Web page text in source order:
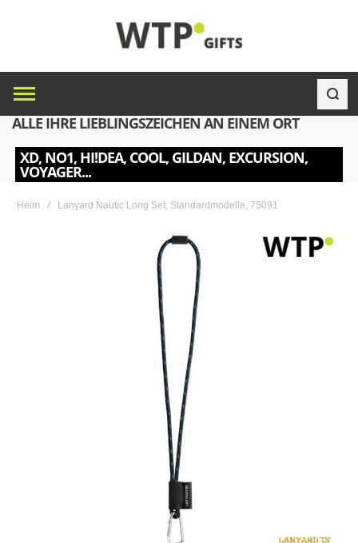
ALLE IHRE LIEBLINGSZEICHEN AN EINEM ORT
XD, NO1, HI!DEA, COOL, GILDAN, EXCURSION,
VOYAGER...
Heim Lanyard Nautic Long Set, Standardmodelle, 75091